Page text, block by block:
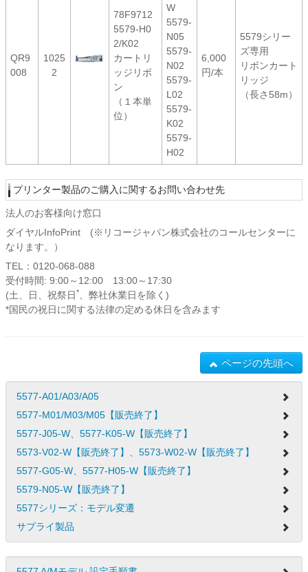
QR9
008
1025
2
78F9712
5579-H0
2/K02
カートリ
ッジリボ
ン
（１本単
位）
W
5579-
N05
5579-
N02
5579-
L02
5579-
K02
5579-
H02
6,000
円/本
5579シリー
ズ専用
リボンカート
リッジ
（長さ58m）
プリンター製品のご購入に関するお問い合わせ先
法人のお客様向け窓口
ダイヤルInfoPrint (※リコージャパン株式会社のコールセンターに
なります。）
TEL：0120-068-088
受付時間: 9:00～12:00 13:00～17:30
(土、日、祝祭日*
、弊社休業日を除く)
*国民の祝日に関する法律の定める休日を含みます
ページの先頭へ
5577-A01/A03/A05
5577-M01/M03/M05【販売終了】
5577-J05-W、5577-K05-W【販売終了】
5573-V02-W【販売終了】、5573-W02-W【販売終了】
5577-G05-W、5577-H05-W【販売終了】
5579-N05-W【販売終了】
5577シリーズ：モデル変遷
サプライ製品